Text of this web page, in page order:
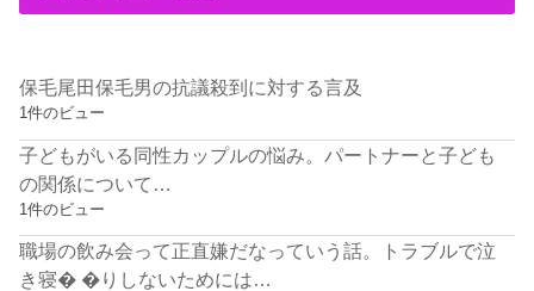
保毛尾田保毛男の抗議殺到に対する言及
1件のビュー
子どもがいる同性カップルの悩み。パートナーと子ども
の関係について…
1件のビュー
職場の飲み会って正直嫌だなっていう話。トラブルで泣
き寝� �りしないためには…